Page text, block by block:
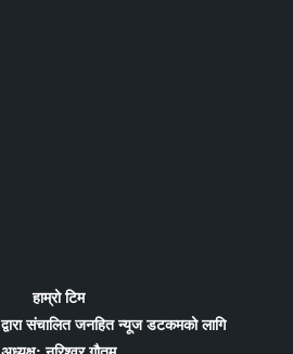
हाम्रो टिम
द्वारा संचालित जनहित न्यूज डटकमको लागि